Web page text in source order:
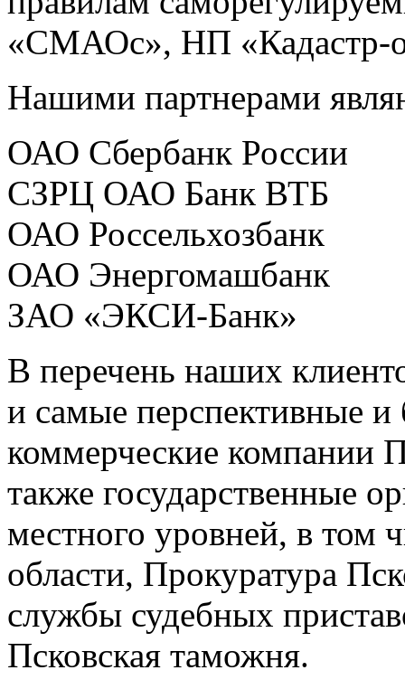
«СМАОс», НП
Нашими партнерами
ОАО Сбербанк России
СЗРЦ ОАО Банк ВТБ
ОАО Россельхозбанк
ОАО Энергомашбанк
ЗАО «ЭКСИ-Банк»
В перечень наших
и самые перспективные
коммерческие компании
также государственные
местного уровней, в
области, Прокуратура
службы судебных
Псковская таможня.